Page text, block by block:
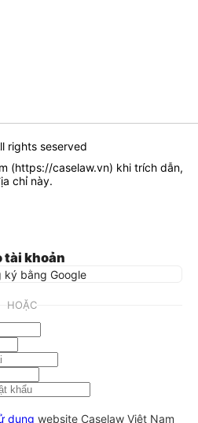
rights seserved
(https://caselaw.vn) khi trích dẫn,
chỉ này.
tài khoản
ký bằng Google
HOẶC
dụng website Caselaw Việt Nam